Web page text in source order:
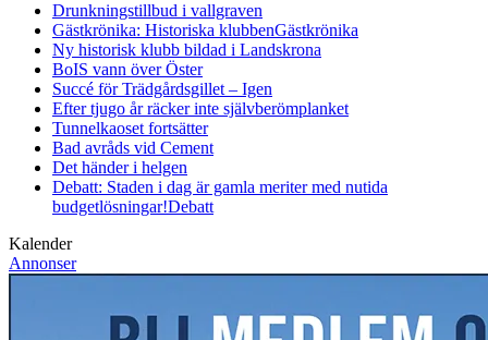
Drunkningstillbud i vallgraven
Gästkrönika: Historiska klubbenGästkrönika
Ny historisk klubb bildad i Landskrona
BoIS vann över Öster
Succé för Trädgårdsgillet – Igen
Efter tjugo år räcker inte självberömplanket
Tunnelkaoset fortsätter
Bad avråds vid Cement
Det händer i helgen
Debatt: Staden i dag är gamla meriter med nutida
budgetlösningar!Debatt
Kalender
Annonser